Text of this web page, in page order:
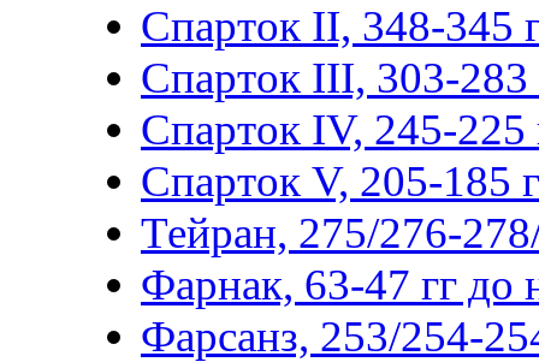
Спарток II, 348-345
Спарток III, 303-283
Спарток IV, 245-225
Спарток V, 205-185
Тейран, 275/276-
Фарнак, 63-47 гг до
Фарсанз, 253/254-